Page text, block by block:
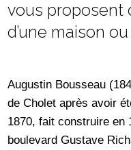
vous proposent
d’une maison
Augustin Bousseau
de Cholet après avoir
1870, fait construire en
boulevard Gustave